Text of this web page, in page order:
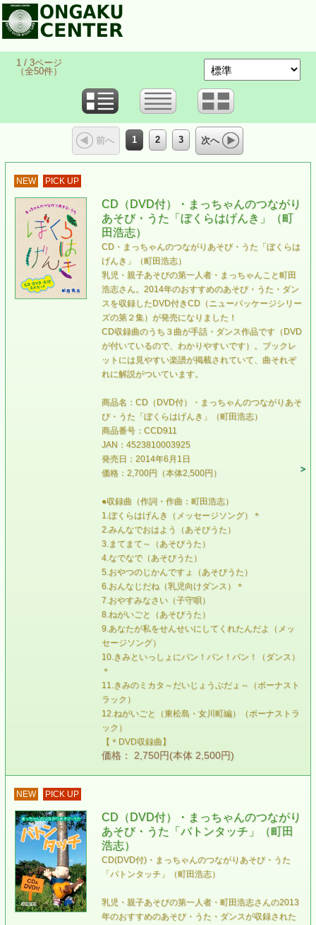
1 / 3ページ
（全50件）
前へ 1 2 3 次へ
NEW PICK UP
CD（DVD付）・まっちゃんのつながり
あそび・うた「ぼくらはげんき」（町
田浩志）
CD・まっちゃんのつながりあそび・うた「ぼくらは
げんき」（町田浩志）
乳児・親子あそびの第一人者・まっちゃんこと町田
浩志さん。2014年のおすすめのあそび・うた・ダン
スを収録したDVD付きCD（ニューパッケージシリー
ズの第２集）が発売になりました！
CD収録曲のうち３曲が手話・ダンス作品です（DVD
が付いているので、わかりやすいです）。ブックレ
ットには見やすい楽譜が掲載されていて、曲それぞ
れに解説がついています。
商品名：CD（DVD付）・まっちゃんのつながりあそ
び・うた「ぼくらはげんき」（町田浩志）
商品番号：CCD911
JAN：4523810003925
発売日：2014年6月1日
価格：2,700円（本体2,500円）
●収録曲（作詞・作曲：町田浩志）
1.ぼくらはげんき（メッセージソング）＊
2.みんなでおはよう（あそびうた）
3.まてまて～（あそびうた）
4.なでなで（あそびうた）
5.おやつのじかんですょ（あそびうた）
6.おんなじだね（乳児向けダンス）＊
7.おやすみなさい（子守唄）
8.ねがいごと（あそびうた）
9.あなたが私をせんせいにしてくれたんだよ（メッ
セージソング）
10.きみといっしょにパン！パン！パン！（ダンス）
＊
11.きみのミカタ～だいじょうぶだょ～（ボーナスト
ラック）
12.ねがいごと（東松島・女川町編）（ボーナストラ
ック）
【＊DVD収録曲】
価格： 2,750円(本体 2,500円)
NEW PICK UP
CD（DVD付）・まっちゃんのつながり
あそび・うた「バトンタッチ」（町田
浩志）
CD(DVD付)・まっちゃんのつながりあそび・うた
「バトンタッチ」（町田浩志）
乳児・親子あそびの第一人者・町田浩志さんの2013
年のおすすめのあそび・うた・ダンスが収録された